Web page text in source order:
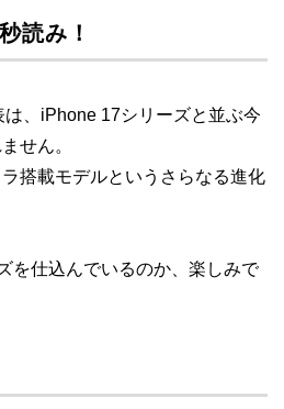
読み！
、iPhone 17シリーズと並ぶ今
せん。
搭載モデルというさらなる進化
を仕込んでいるのか、楽しみで